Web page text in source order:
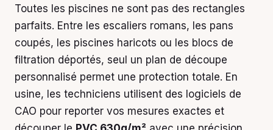
Toutes les piscines ne sont pas des rectangles
parfaits. Entre les escaliers romans, les pans
coupés, les piscines haricots ou les blocs de
filtration déportés, seul un plan de découpe
personnalisé permet une protection totale. En
usine, les techniciens utilisent des logiciels de
CAO pour reporter vos mesures exactes et